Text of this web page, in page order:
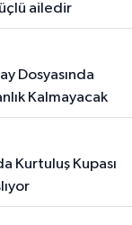
ailedir
Kalmayacak